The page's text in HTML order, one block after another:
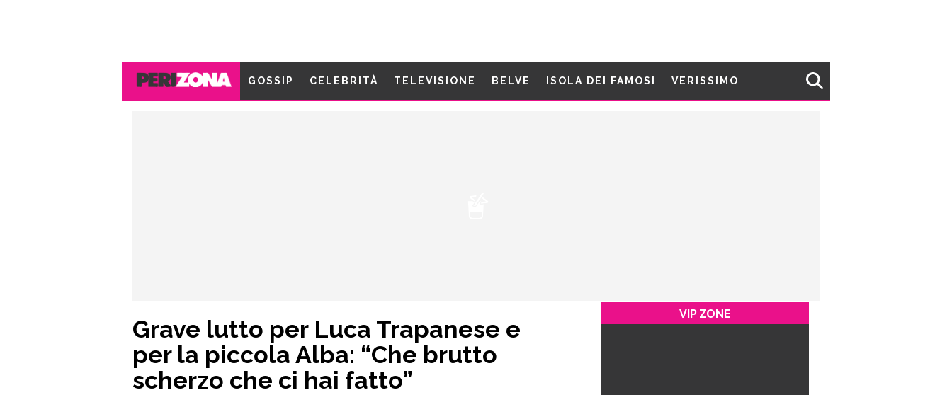
GOSSIP CELEBRITÀ TELEVISIONE BELVE ISOLA DEI FAMOSI VERISSIMO
Grave lutto per Luca Trapanese e
per la piccola Alba: “Che brutto
scherzo che ci hai fatto”
VIP ZONE